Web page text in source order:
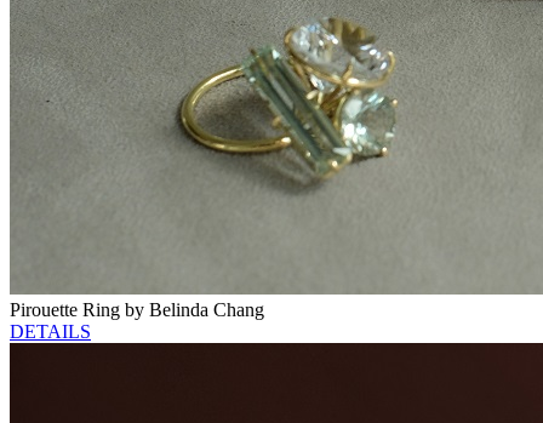
Pirouette Ring by Belinda Chang
DETAILS